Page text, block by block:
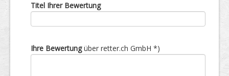
Titel Ihrer Bewertung
Ihre Bewertungüber retter.ch GmbH *)